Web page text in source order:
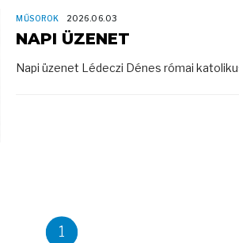
MŰSOROK 2026.06.03
NAPI ÜZENET
Napi üzenet Lédeczi Dénes római
1